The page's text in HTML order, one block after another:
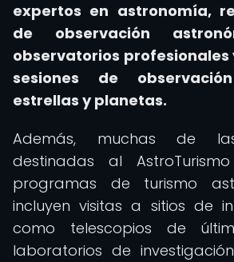
expertos en astronomía,
de observación
observatorios
sesiones de
estrellas y planetas.
Además, muchas de
destinadas al
programas de turismo
incluyen visitas a sitios de
como telescopios de
laboratorios de